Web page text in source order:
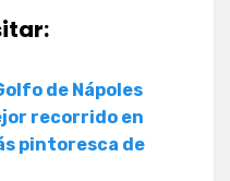
de Nápoles
recorrido en
pintoresca de